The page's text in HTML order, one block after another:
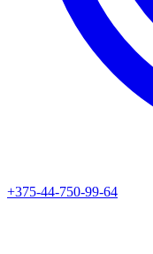
+375-44-750-99-64